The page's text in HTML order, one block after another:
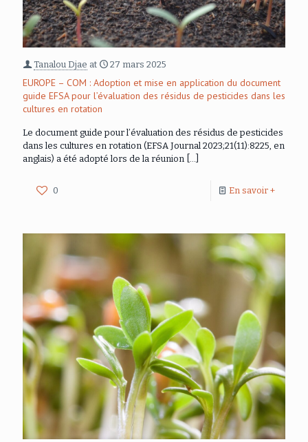
Tanalou Djae at 27 mars 2025
EUROPE – COM : Adoption et mise en application du document
guide EFSA pour l’évaluation des résidus de pesticides dans les
cultures en rotation
Le document guide pour l’évaluation des résidus de pesticides
dans les cultures en rotation (EFSA Journal 2023;21(11):8225, en
anglais) a été adopté lors de la réunion […]
0 En savoir +